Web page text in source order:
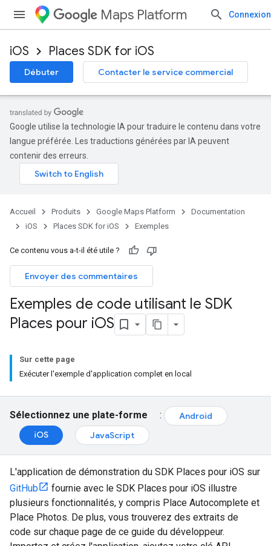
Maps Platform Connexion
iOS Places SDK for iOS
Débuter Contacter le service commercial
Google utilise la technologie IA pour traduire le contenu dans votre
langue préférée. Les traductions générées par IA peuvent
contenir des erreurs.
Accueil Produits Google Maps Platform
Documentation
iOS
Places SDK for iOS Exemples
Ce contenu vous a-t-il été utile ?
Envoyer des commentaires
Exemples de code utilisant le SDK
Places pour iOS
Sur cette page
Exécuter l'exemple d'application complet en local
Sélectionnez une plate-forme :
Android
iOS
JavaScript
L'application de démonstration du SDK Places pour iOS sur
GitHub
fournie avec le SDK Places pour iOS illustre
plusieurs fonctionnalités, y compris Place Autocomplete et
Place Photos. De plus, vous trouverez des extraits de
code sur chaque page de ce guide du développeur.